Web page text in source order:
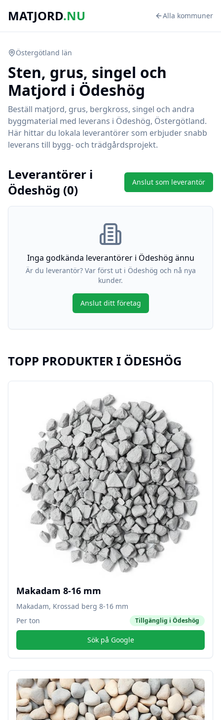
MATJORD.NU Alla kommuner
Östergötland län
Sten, grus, singel och
Matjord i Ödeshög
Beställ matjord, grus, bergkross, singel och andra
byggmaterial med leverans i Ödeshög, Östergötland.
Här hittar du lokala leverantörer som erbjuder snabb
leverans till bygg- och trädgårdsprojekt.
Leverantörer i
Ödeshög (0) Anslut som leverantör
Inga godkända leverantörer i Ödeshög ännu
Är du leverantör? Var först ut i Ödeshög och nå nya
kunder.
Anslut ditt företag
TOPP PRODUKTER I ÖDESHÖG
Makadam 8-16 mm
Makadam, Krossad berg 8-16 mm
Per ton
Tillgänglig i Ödeshög
Sök på Google